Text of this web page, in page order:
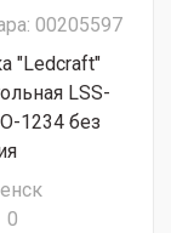
00205597
"Ledcraft"
LSS-
1234 без
0